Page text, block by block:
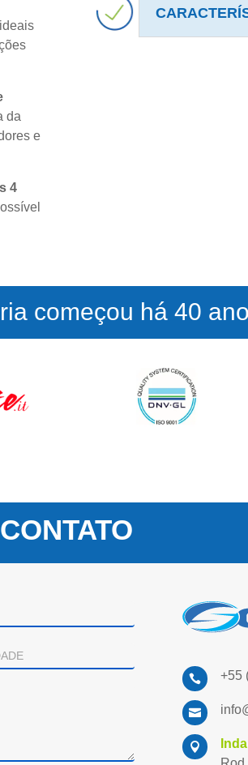
da
e
4
começou há 40
CONTATO
 +55

